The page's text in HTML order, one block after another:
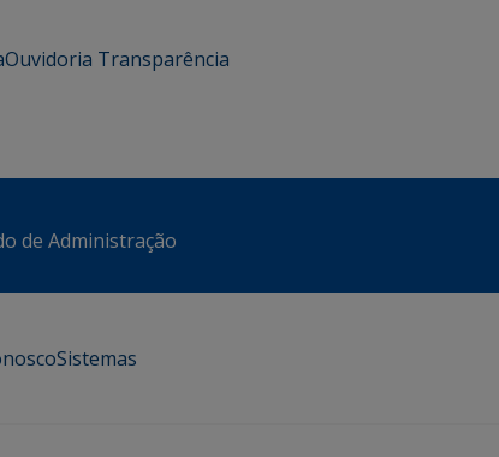
Ouvidoria Transparência
de Administração
Sistemas